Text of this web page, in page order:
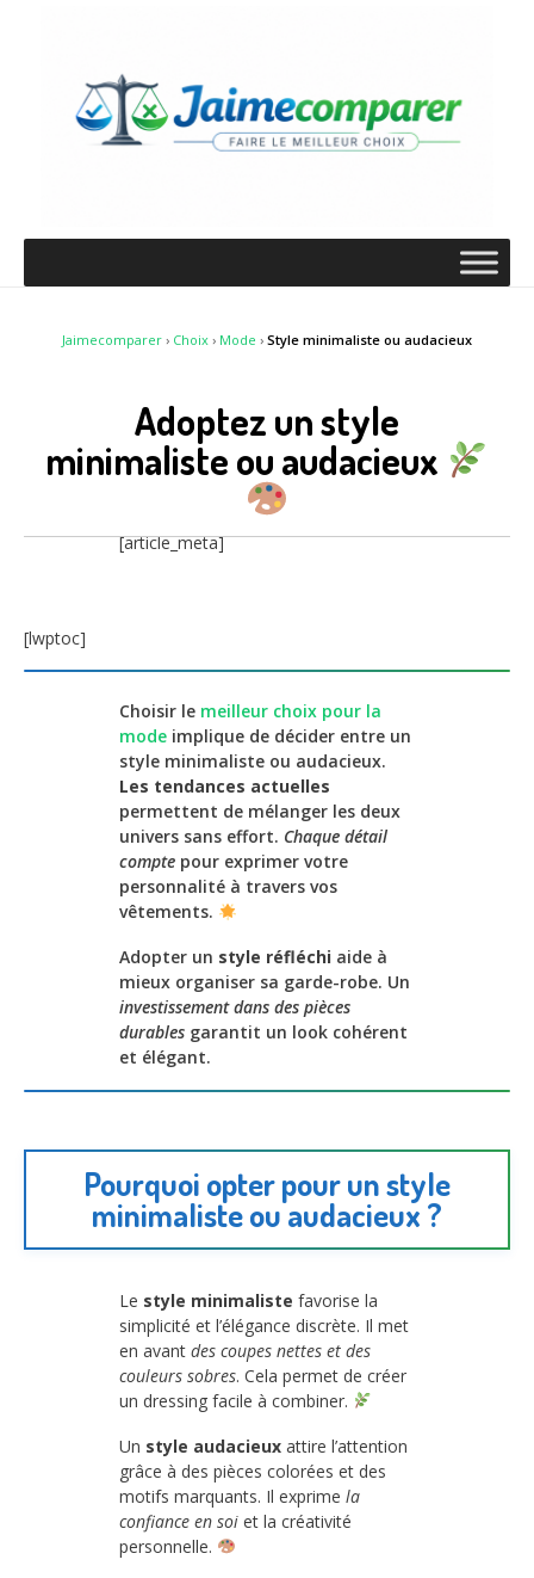
Jaimecomparer › Choix › Mode › Style minimaliste ou audacieux
Adoptez un style
minimaliste ou audacieux
[article_meta]
[lwptoc]
Choisir le meilleur choix pour la
mode implique de décider entre un
style minimaliste ou audacieux.
Les tendances actuelles
permettent de mélanger les deux
univers sans effort. Chaque détail
compte pour exprimer votre
personnalité à travers vos
vêtements.
Adopter un style réfléchi aide à
mieux organiser sa garde-robe. Un
investissement dans des pièces
durables garantit un look cohérent
et élégant.
Pourquoi opter pour un style
minimaliste ou audacieux ?
Le style minimaliste favorise la
simplicité et l’élégance discrète. Il met
en avant des coupes nettes et des
couleurs sobres. Cela permet de créer
un dressing facile à combiner.
Un style audacieux attire l’attention
grâce à des pièces colorées et des
motifs marquants. Il exprime la
confiance en soi et la créativité
personnelle.